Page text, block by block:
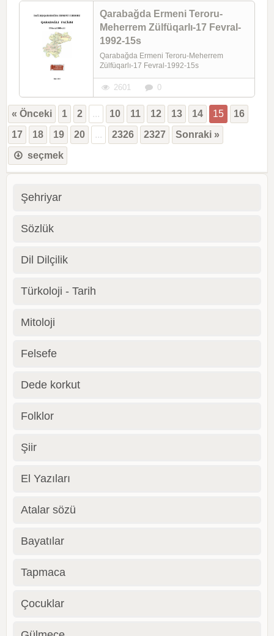
Qarabağda Ermeni Teroru-
Meherrem Zülfüqarlı-17 Fevral-
1992-15s
Qarabağda Ermeni Teroru-Meherrem
Zülfüqarlı-17 Fevral-1992-15s
2601 0
« Önceki 1 2 ... 10 11 12 13 14 15
16
17
18 19 20 ... 2326 2327
Sonraki »
seçmek
Şehriyar
Sözlük
Dil Dilçilik
Türkoloji - Tarih
Mitoloji
Felsefe
Dede korkut
Folklor
Şiir
El Yazıları
Atalar sözü
Bayatılar
Tapmaca
Çocuklar